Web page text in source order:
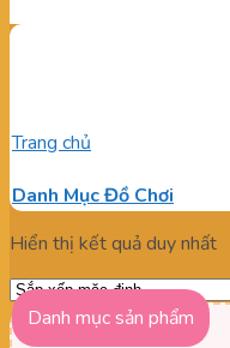
Trang chủ
Danh Mục Đồ Chơi
Hiển thị kết quả duy nhất
Danh mục sản phẩm